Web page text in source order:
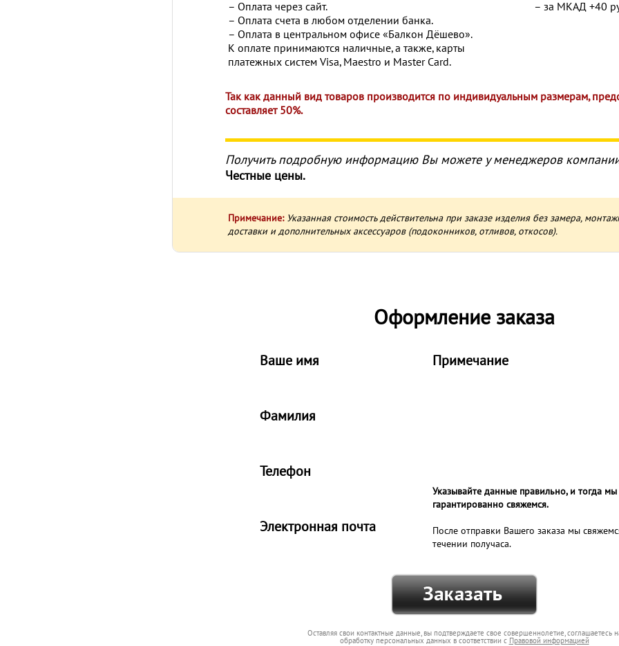
– Оплата через сайт.
– Оплата счета в любом отделении банка.
– Оплата в центральном офисе «Балкон Дёшево».
К оплате принимаются наличные, а также, карты
платежных систем Visa, Maestro и Master Card.
– за МКАД +40
Так как данный вид товаров производится по индивидуальным размерам,
составляет 50%.
Получить подробную информацию Вы можете у менеджеров
Честные цены.
Примечание: Указанная стоимость действительна при заказе изделия без замера,
доставки и дополнительных аксессуаров (подоконников, отливов, откосов).
Оформление заказа
Ваше имя
Фамилия
Телефон
Электронная почта
Примечание
Указывайте данные правильно, и тогда
гарантированно свяжемся.
После отправки Вашего заказа мы
течении получаса.
Оставляя свои контактные данные, вы подтверждаете свое совершеннолетие, соглашаетесь
обработку персональных данных в соответствии с Правовой информацией